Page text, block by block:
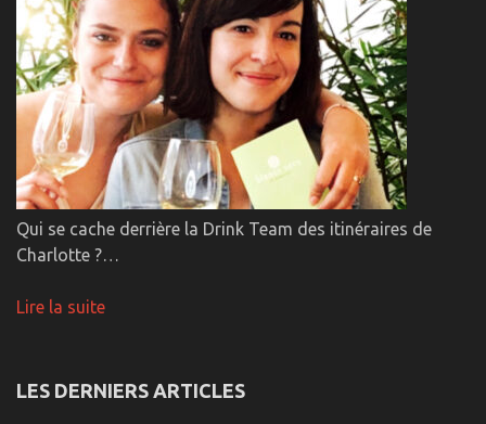
Qui se cache derrière la Drink Team des itinéraires de
Charlotte ?…
Lire la suite
LES DERNIERS ARTICLES